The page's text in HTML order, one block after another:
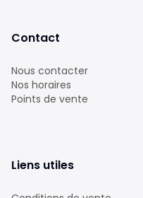
Contact
Nous contacter
Nos horaires
Points de vente
Liens utiles